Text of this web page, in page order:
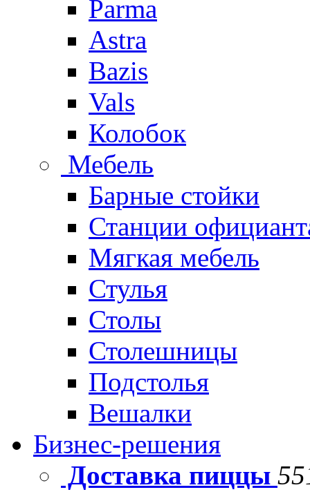
Parma
Astra
Bazis
Vals
Колобок
Мебель
Барные стойки
Станции
Мягкая мебель
Стулья
Столы
Столешницы
Подстолья
Вешалки
Бизнес-решения
Доставка пиццы